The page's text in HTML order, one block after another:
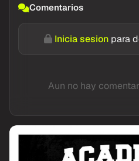
Comentarios
Inicia sesionpara